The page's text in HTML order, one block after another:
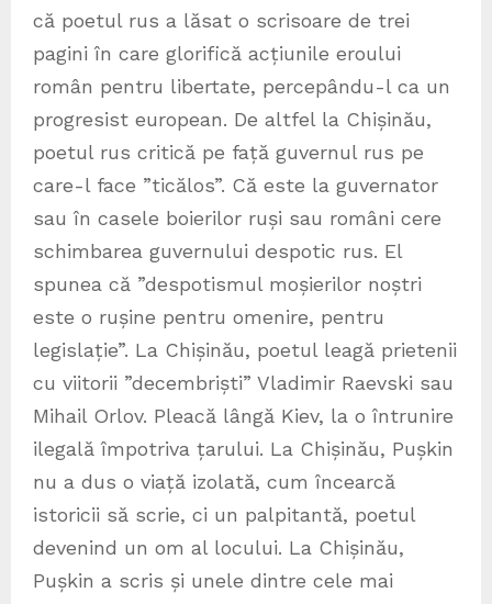
că poetul rus a lăsat o scrisoare de trei
pagini în care glorifică acțiunile eroului
român pentru libertate, percepându-l ca un
progresist european. De altfel la Chișinău,
poetul rus critică pe față guvernul rus pe
care-l face ”ticălos”. Că este la guvernator
sau în casele boierilor ruși sau români cere
schimbarea guvernului despotic rus. El
spunea că ”despotismul moșierilor noștri
este o rușine pentru omenire, pentru
legislație”. La Chișinău, poetul leagă prietenii
cu viitorii ”decembriști” Vladimir Raevski sau
Mihail Orlov. Pleacă lângă Kiev, la o întrunire
ilegală împotriva țarului. La Chișinău, Pușkin
nu a dus o viață izolată, cum încearcă
istoricii să scrie, ci un palpitantă, poetul
devenind un om al locului. La Chișinău,
Pușkin a scris și unele dintre cele mai